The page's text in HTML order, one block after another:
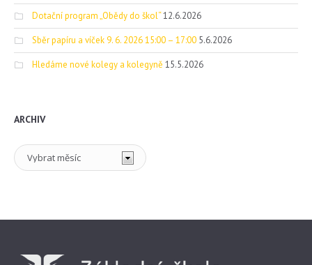
Dotační program „Obědy do škol“12.6.2026
Sběr papíru a víček 9. 6. 2026 15:00 – 17:00 5.6.2026
Hledáme nové kolegy a kolegyně 15.5.2026
ARCHIV
Archiv